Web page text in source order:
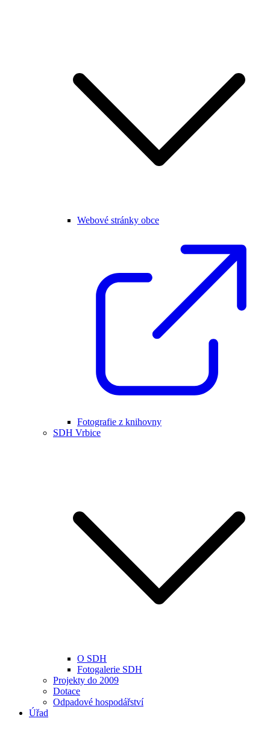
Webové stránky obce
Fotografie z knihovny
SDH Vrbice
O SDH
Fotogalerie SDH
Projekty do 2009
Dotace
Odpadové hospodářství
Úřad